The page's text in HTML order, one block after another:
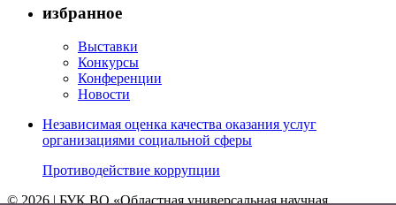
избранное
Выставки
Конкурсы
Конференции
Новости
Независимая оценка качества оказания услуг
организациями социальной сферы
Противодействие коррупции
© 2026 | БУК ВО «Областная универсальная научная